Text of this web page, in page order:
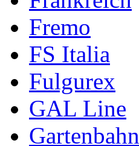
Fremo
FS Italia
Fulgurex
GAL Line
Gartenbahn